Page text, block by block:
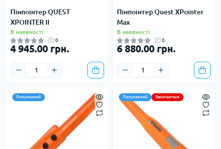
Пінпоінтер QUEST
XPOINTER II
В наявності
0
4 945.00 грн.
Пінпоінтер Quest XPointer
Max
В наявності
0
6 880.00 грн.
Популярний Популярний Закінчується